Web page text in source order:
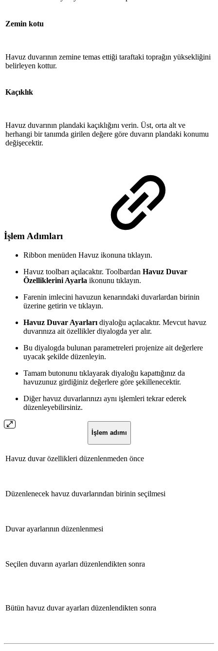
Zemin kotu
Havuz duvarının zemine temas ettiği taraftaki toprağın yüksekliğini
belirleyen kottur.
Kaçıklık
Havuz duvarının plandaki kaçıklığını verin. Üst, orta alt ve
herhangi bir tanımda girilen değere göre duvarın plandaki konumu
değişecektir.
İşlem Adımları
Ribbon menüden Havuz ikonuna tıklayın.
Havuz toolbarı açılacaktır. Toolbardan Havuz Duvar
Özelliklerini Ayarla ikonunu tıklayın.
Farenin imlecini havuzun kenarındaki duvarlardan birinin
üzerine getirin ve tıklayın.
Havuz Duvar Ayarları diyaloğu açılacaktır. Mevcut havuz
duvarınıza ait özellikler diyalogda yer alır.
Bu diyalogda bulunan parametreleri projenize ait değerlere
uyacak şekilde düzenleyin.
Tamam butonunu tıklayarak diyaloğu kapattığınız da
havuzunuz girdiğiniz değerlere göre şekillenecektir.
Diğer havuz duvarlarınızı aynı işlemleri tekrar ederek
düzenleyebilirsiniz.
İşlem adımı
Havuz duvar özellikleri düzenlenmeden önce
Düzenlenecek havuz duvarlarından birinin seçilmesi
Duvar ayarlarının düzenlenmesi
Seçilen duvarın ayarları düzenlendikten sonra
Bütün havuz duvar ayarları düzenlendikten sonra